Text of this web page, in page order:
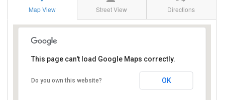
Map View Street View Directions
Via Polvere delle Rose, 70033
This page can't load Google Maps correctly.
Do you own this website? OK